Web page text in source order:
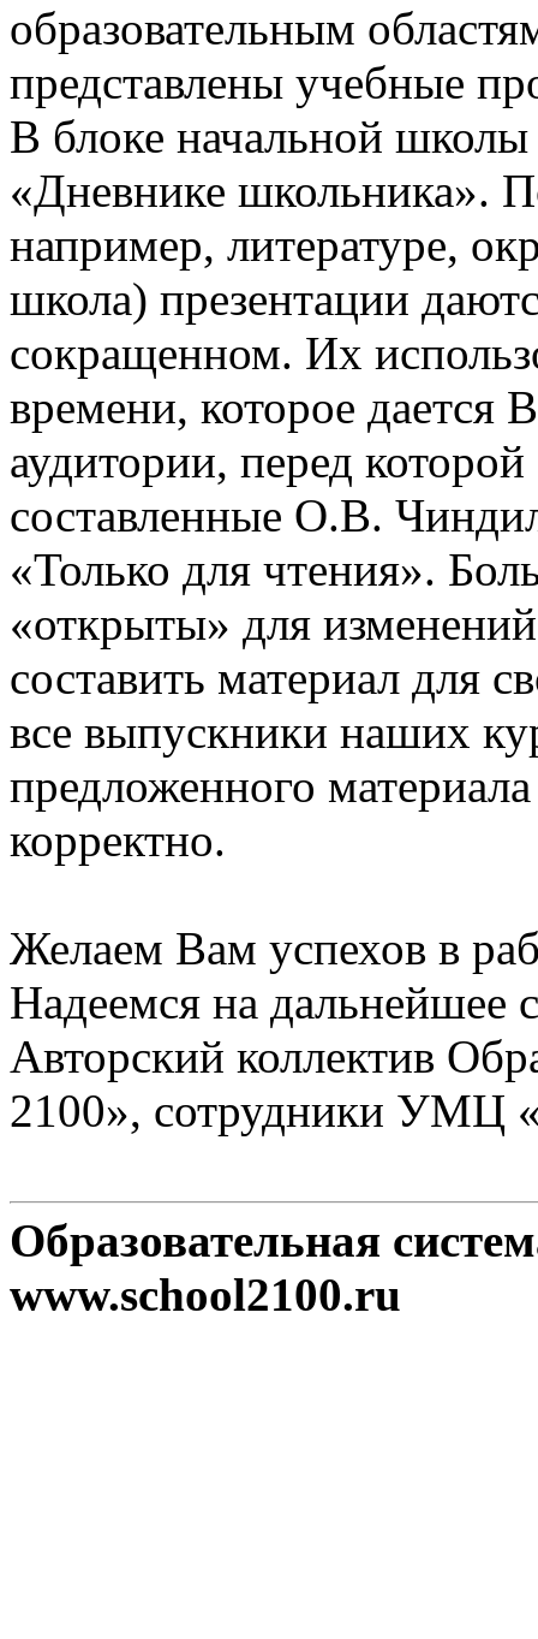
образовательным
представлены учебные
В блоке начальной
«Дневнике школьника».
например, литературе,
школа) презентации
сокращенном. Их
времени, которое дается
аудитории, перед
составленные О.В.
«Только для чтения».
«открыты» для
составить материал для
все выпускники наших
предложенного
корректно.
Желаем Вам успехов в
Надеемся на дальнейшее
Авторский коллектив
2100», сотрудники УМЦ
Образовательная
www.school2100.ru